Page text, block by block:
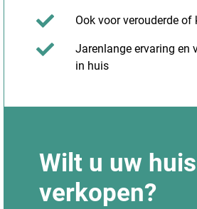
Ook voor verouderde of
Jarenlange ervaring en
in huis
Wilt u uw huis
verkopen?